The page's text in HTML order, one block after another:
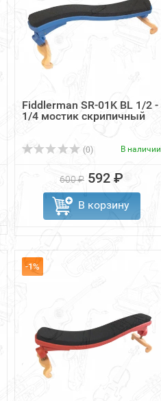
Fiddlerman SR-01K BL 1/2 -
1/4 мостик скрипичный
(0) В наличии
600 ₽ 592 ₽
В корзину
-1%